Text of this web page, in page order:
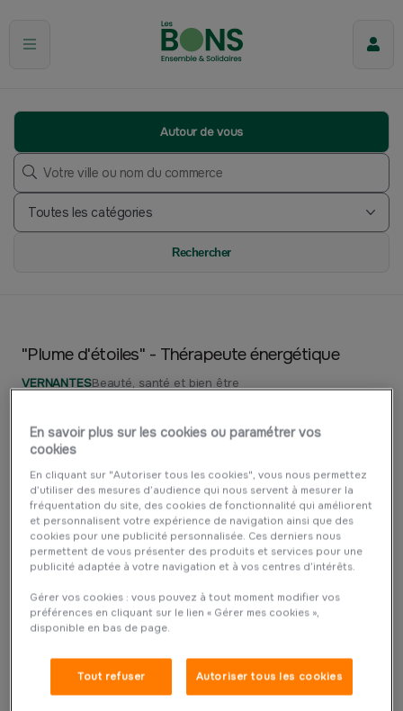
Autour de vous
Toutes les catégories
"Plume d'étoiles" - Thérapeute énergétique
VERNANTESBeauté, santé et bien être
123 Chausser
Penvénan
8 à HUIT LANMEUR SARL MERIDIS -
LANMEURCommerce de bouche
GENNES VAL DE LOIRECuisine et maison Restauration
Commerce de bouche
A CORPS NATURE - ANGERS BANCHAIS
En savoir plus sur les cookies ou paramétrer vos
cookies
En cliquant sur "Autoriser tous les cookies", vous nous permettez
d’utiliser des mesures d’audience qui nous servent à mesurer la
fréquentation du site, des cookies de fonctionnalité qui améliorent
et personnalisent votre expérience de navigation ainsi que des
cookies pour une publicité personnalisée. Ces derniers nous
permettent de vous présenter des produits et services pour une
publicité adaptée à votre navigation et à vos centres d’intérêts.
Gérer vos cookies : vous pouvez à tout moment modifier vos
préférences en cliquant sur le lien « Gérer mes cookies »,
disponible en bas de page.
Tout refuser Autoriser tous les cookies